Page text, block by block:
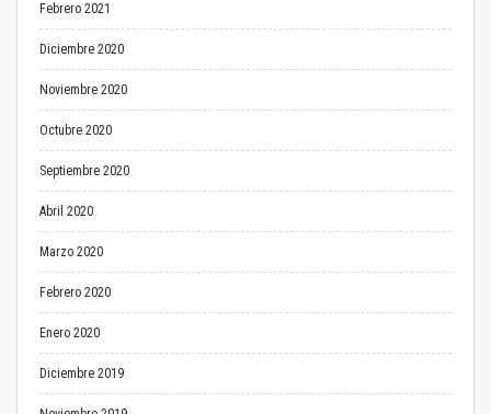
Febrero 2021
Diciembre 2020
Noviembre 2020
Octubre 2020
Septiembre 2020
Abril 2020
Marzo 2020
Febrero 2020
Enero 2020
Diciembre 2019